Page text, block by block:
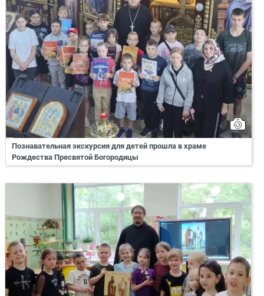
Познавательная экскурсия для детей прошла в храме
Рождества Пресвятой Богородицы